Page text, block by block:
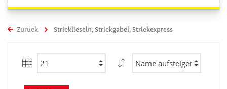
Zurück Stricklieseln, Strickgabel, Strickexpress